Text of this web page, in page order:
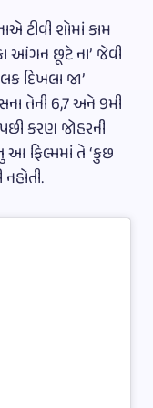
ટીવી શોમાં કામ
આંગન છૂટે ના’ જેવી
દિખલા જા’
તેની 6,7 અને 9મી
કરણ જોહરની
આ ફિલ્મમાં તે ‘કુછ